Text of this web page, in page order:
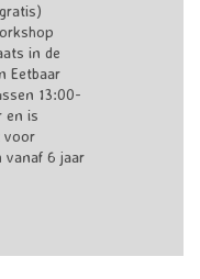
in de
Eetbaar
13:00-
en is
voor
vanaf 6 jaar